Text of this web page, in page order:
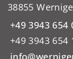
38855
+49 3943 654
+49 3943 654